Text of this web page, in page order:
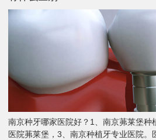
南京种牙哪家医院好？1、南京茀莱堡种
医院茀莱堡，3、南京种植牙专业医院